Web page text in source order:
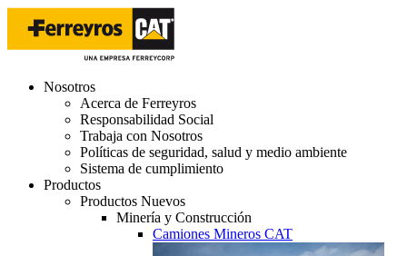
Nosotros
Acerca de Ferreyros
Responsabilidad Social
Trabaja con Nosotros
Políticas de seguridad, salud y medio ambiente
Sistema de cumplimiento
Productos
Productos Nuevos
Minería y Construcción
Camiones Mineros CAT